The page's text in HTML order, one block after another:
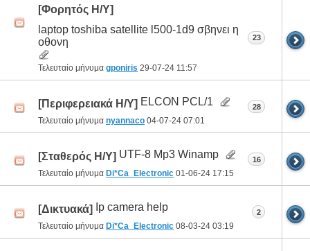
[Φορητός Η/Υ]
laptop toshiba satellite l500-1d9 σβηνει η
οθονη
Τελευταίο μήνυμα gponiris 29-07-24 11:57
23
[Περιφερειακά Η/Υ] ELCON PCL/1
Τελευταίο μήνυμα nyannaco 04-07-24 07:01
28
[Σταθερός Η/Υ] UTF-8 Mp3 Winamp
Τελευταίο μήνυμα Di*Ca_Electronic 01-06-24 17:15
16
[Δικτυακά] Ip camera help
Τελευταίο μήνυμα Di*Ca_Electronic 08-03-24 03:19
2